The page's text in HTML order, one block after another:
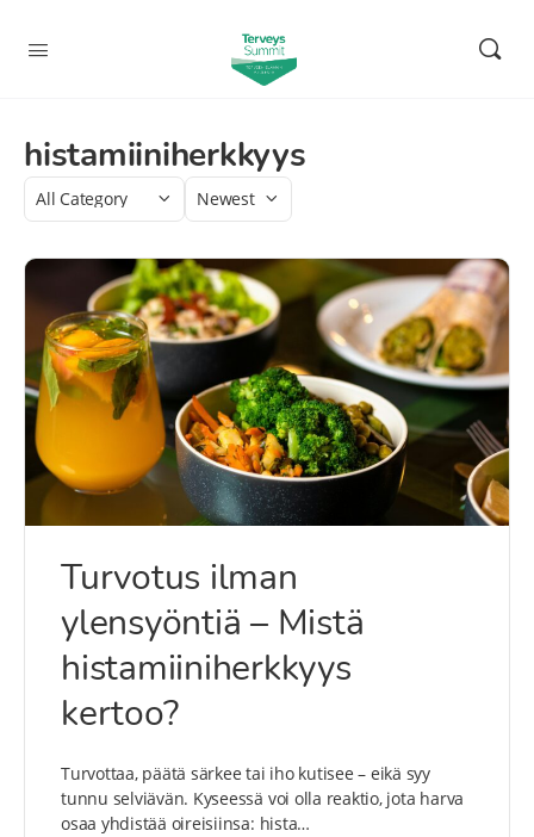
histamiiniherkkyys
Category
Sort
Turvotus ilman
ylensyöntiä – Mistä
histamiiniherkkyys
kertoo?
Turvottaa, päätä särkee tai iho kutisee – eikä syy
tunnu selviävän. Kyseessä voi olla reaktio, jota harva
osaa yhdistää oireisiinsa: hista…